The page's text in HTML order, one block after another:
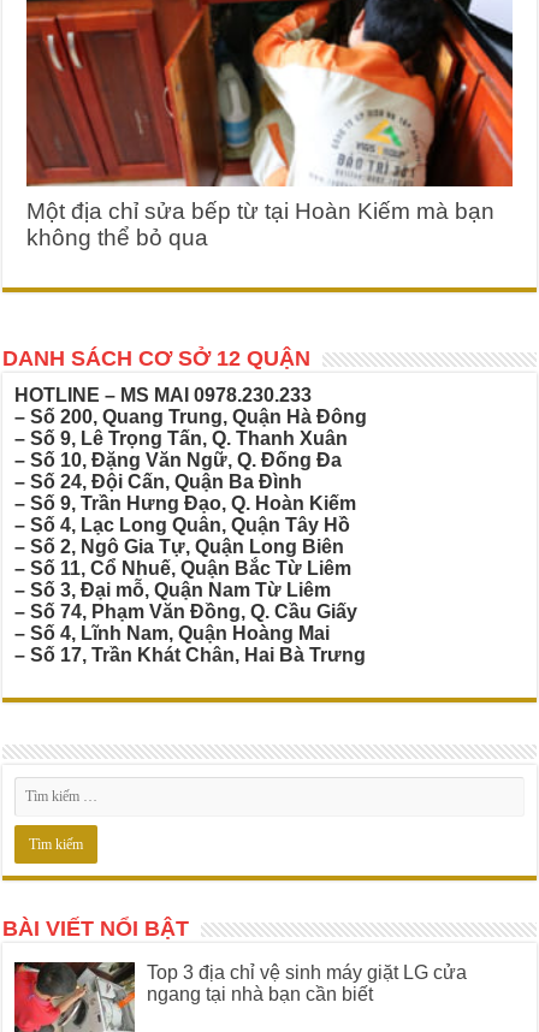
Một địa chỉ sửa bếp từ tại Hoàn Kiếm mà bạn
không thể bỏ qua
DANH SÁCH CƠ SỞ 12 QUẬN
HOTLINE – MS MAI0978.230.233
– Số 200, Quang Trung, Quận Hà Đông
– Số 9, Lê Trọng Tấn, Q. Thanh Xuân
– Số 10, Đặng Văn Ngữ, Q. Đống Đa
– Số 24, Đội Cấn, Quận Ba Đình
– Số 9, Trần Hưng Đạo, Q. Hoàn Kiếm
– Số 4, Lạc Long Quân, Quận Tây Hồ
– Số 2, Ngô Gia Tự, Quận Long Biên
– Số 11, Cổ Nhuế, Quận Bắc Từ Liêm
– Số 3, Đại mỗ, Quận Nam Từ Liêm
– Số 74, Phạm Văn Đồng, Q. Cầu Giấy
– Số 4, Lĩnh Nam, Quận Hoàng Mai
– Số 17, Trần Khát Chân, Hai Bà Trưng
BÀI VIẾT NỔI BẬT
Top 3 địa chỉ vệ sinh máy giặt LG cửa
ngang tại nhà bạn cần biết